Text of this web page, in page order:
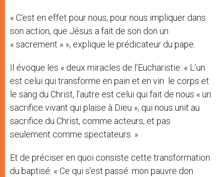
« C’est en effet pour nous, pour nous impliquer dans
son action, que Jésus a fait de son don un
« sacrement » », explique le prédicateur du pape.
Il évoque les « deux miracles de l’Eucharistie: « L’un
est celui qui transforme en pain et en vin le corps et
le sang du Christ, l’autre est celui qui fait de nous « un
sacrifice vivant qui plaise à Dieu », qui nous unit au
sacrifice du Christ, comme acteurs, et pas
seulement comme spectateurs. »
Et de préciser en quoi consiste cette transformation
du baptisé: « Ce qui s’est passé: mon pauvre don